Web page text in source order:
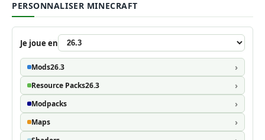
PERSONNALISER MINECRAFT
Je joue en
Mods26.3
Resource Packs26.3
Modpacks
Maps